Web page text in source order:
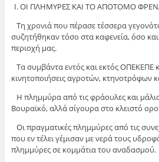
Ι. ΟΙ ΠΛΗΜΥΡΕΣ ΚΑΙ ΤΟ ΑΠΟΤΟΜΟ
Τη χρονιά που πέρασε τέσσερα
συζητήθηκαν τόσο στα καφενεία, όσο
περιοχή μας.
Τα συμβάντα εντός και εκτός ΟΠΕΚΕΠΕ
κινητοποιήσεις αγροτών, κτηνοτρόφων
Η πλημμύρα από τις φράουλες και
Βουραϊκό, αλλά σίγουρα στο κλειστό
Οι πραγματικές πλημμύρες από τις
που εν τέλει γέμισαν με νερά τους
πλημμύρες σε κομμάτια του αναδασμού.